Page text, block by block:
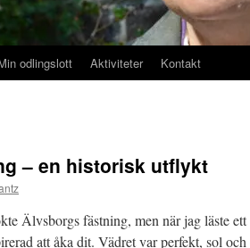
odlingslott Aktiviteter Kontakt
– en historisk utflykt
Älvsborgs fästning, men när jag läste
att åka dit. Vädret var perfekt, sol